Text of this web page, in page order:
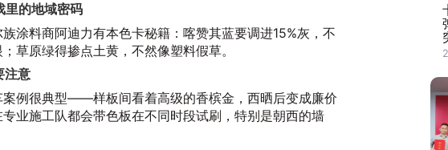
里的地域密码
涂料商阿迪力有本色卡秘籍：喀赞其蓝要调进15%灰，不
草原绿得掺点土黄，不然像塑料假草。
注意
案例很典型——样板间看着高级的香槟金，西晒后变成廉价
业施工队都会带色板在不同时段试刷，特别是朝西的墙